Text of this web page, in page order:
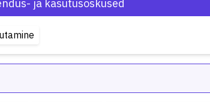
ja kasutusoskused